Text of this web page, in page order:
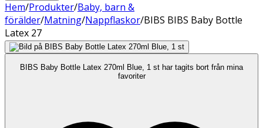
Hem/Produkter/Baby, barn &
förälder/Matning/Nappflaskor/BIBS BIBS Baby Bottle
Latex 27
BIBS Baby Bottle Latex 270ml Blue, 1 st har tagits bort från mina
favoriter